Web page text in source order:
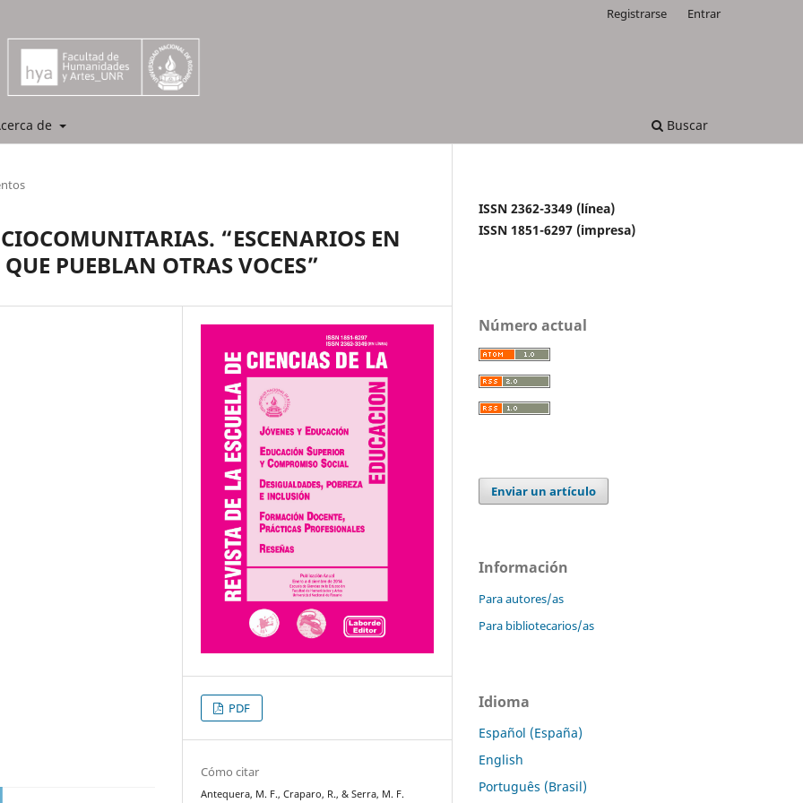
de Buscar
Registrarse Entrar
“ESCENARIOS EN
PUEBLAN OTRAS VOCES”
PDF
Cómo citar
Antequera, M. F., Craparo, R., & Serra, M. F.
ISSN 2362-3349 (línea)
ISSN 1851-6297 (impresa)
Número actual
Enviar un artículo
Información
Para autores/as
Para bibliotecarios/as
Idioma
Español (España)
English
Português (Brasil)